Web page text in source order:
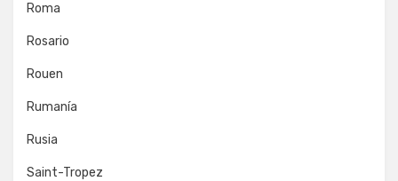
Roma
Rosario
Rouen
Rumanía
Rusia
Saint-Tropez